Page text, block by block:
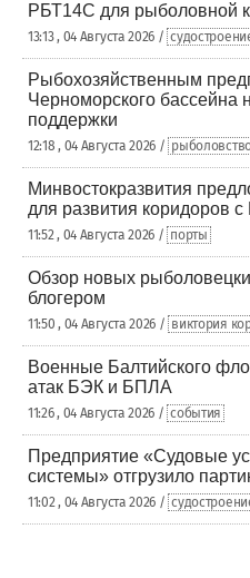
РБТ14С для рыболовной
13:13 , 04 Августа 2026 /
Рыбохозяйственным
Черноморского бассейна
поддержки
12:18 , 04 Августа 2026 /
Минвостокразвития
для развития коридоров с
11:52 , 04 Августа 2026 / порты
Обзор новых
блогером
11:50 , 04 Августа 2026 / виктория
Военные Балтийского
атак БЭК и БПЛА
11:26 , 04 Августа 2026 / события
Предприятие «Судовые
системы» отгрузило
11:02 , 04 Августа 2026 /